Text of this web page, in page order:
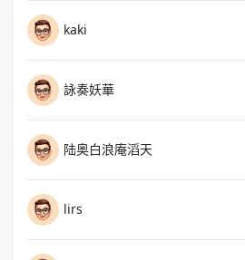
kaki
詠奏妖華
陆奥白浪庵滔天
lirs